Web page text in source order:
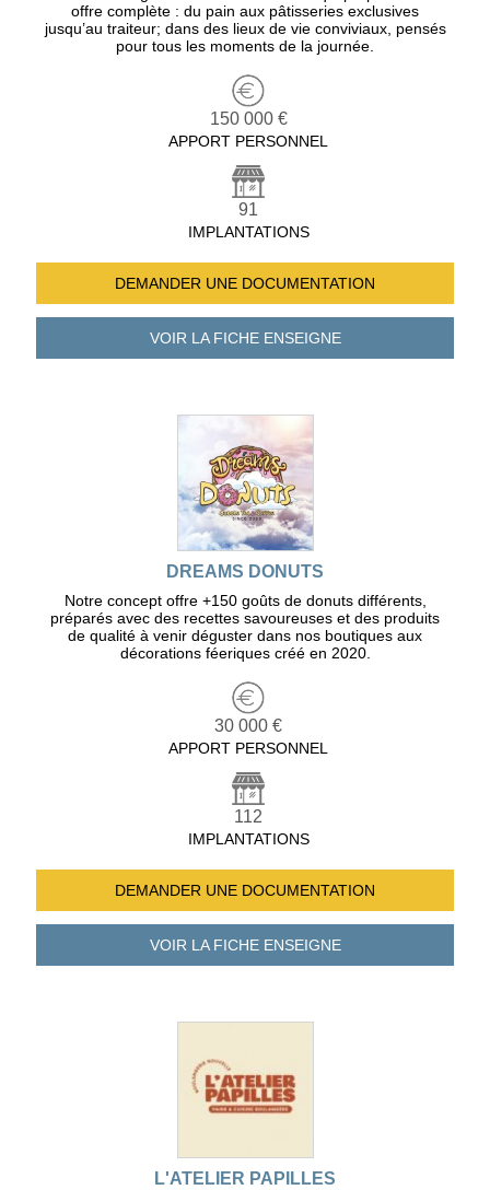
offre complète : du pain aux pâtisseries exclusives
jusqu’au traiteur; dans des lieux de vie conviviaux, pensés
pour tous les moments de la journée.
150 000 €
APPORT PERSONNEL
91
IMPLANTATIONS
DEMANDER UNE DOCUMENTATION
VOIR LA FICHEENSEIGNE
DREAMS DONUTS
Notre concept offre +150 goûts de donuts différents,
préparés avec des recettes savoureuses et des produits
de qualité à venir déguster dans nos boutiques aux
décorations féeriques créé en 2020.
30 000 €
APPORT PERSONNEL
112
IMPLANTATIONS
DEMANDER UNE DOCUMENTATION
VOIR LA FICHEENSEIGNE
L'ATELIER PAPILLES